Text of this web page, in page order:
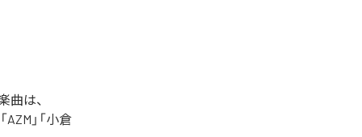
曲は、
AZM」「小倉